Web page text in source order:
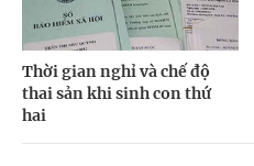
Thời gian nghỉ và chế độ
thai sản khi sinh con thứ
hai